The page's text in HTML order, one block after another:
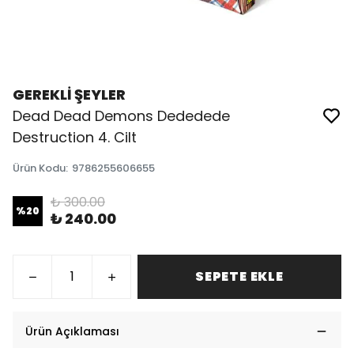
GEREKLİ ŞEYLER
Dead Dead Demons Dededede
Destruction 4. Cilt
Ürün Kodu: 9786255606655
%20 ₺ 300.00
₺ 240.00
SEPETE EKLE
Ürün Açıklaması